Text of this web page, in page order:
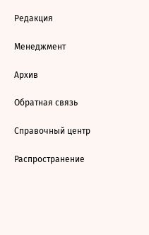
Редакция
Менеджмент
Архив
Обратная связь
Справочный центр
Распространение